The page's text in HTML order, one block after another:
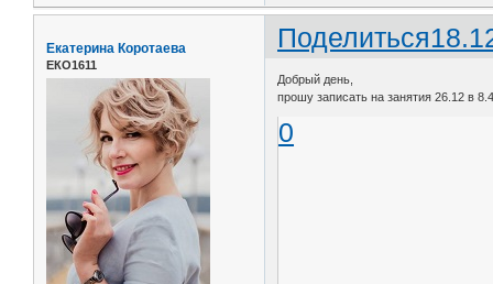
Поделиться
Екатерина Коротаева
ЕКО1611
Добрый день,
прошу записать на занятия 26.12 в
0